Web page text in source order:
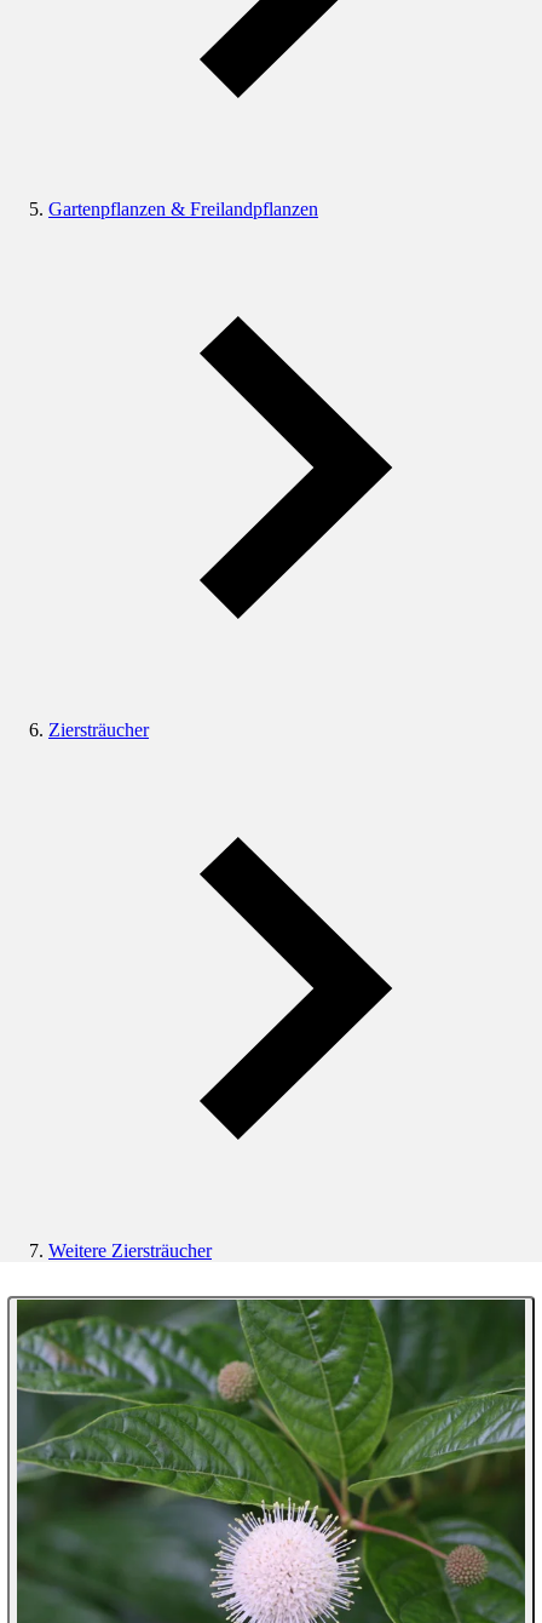
Gartenpflanzen & Freilandpflanzen
Ziersträucher
Weitere Ziersträucher